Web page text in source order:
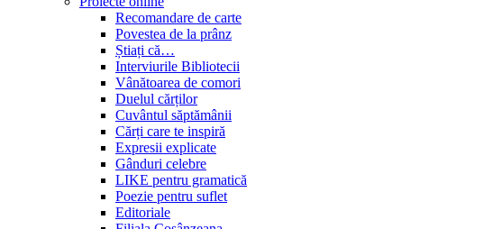
Recomandare de carte
Povestea de la prânz
Știați că…
Interviurile Bibliotecii
Vânătoarea de comori
Duelul cărților
Cuvântul săptămânii
Cărți care te inspiră
Expresii explicate
Gânduri celebre
LIKE pentru gramatică
Poezie pentru suflet
Editoriale